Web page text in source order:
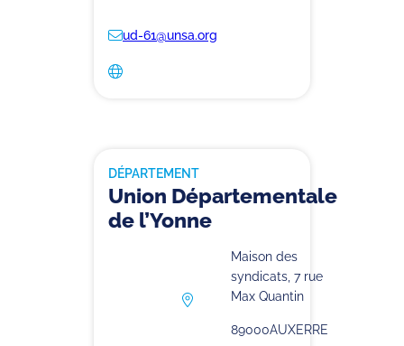
ud-61@unsa.org
DÉPARTEMENT
Union Départementale
de l’Yonne
Maison des
syndicats, 7 rue
Max Quantin
89000AUXERRE